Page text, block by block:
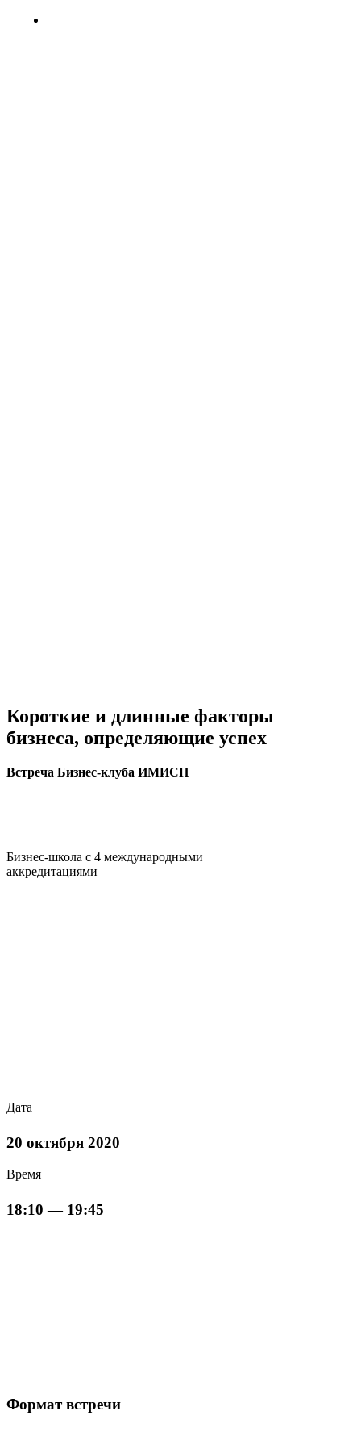
Короткие и длинные факторы
бизнеса, определяющие успех
Встреча Бизнес-клуба ИМИСП
Бизнес-школа с 4 международными
аккредитациями
Дата
20 октября 2020
Время
18:10 — 19:45
Формат встречи